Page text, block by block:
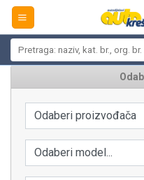
Skip
content
Odaberi proizvođača
Odaberi model...